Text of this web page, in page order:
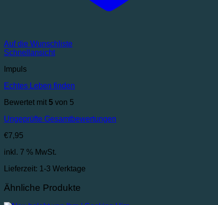
Auf die Wunschliste
Schnellansicht
Impuls
Echtes Leben finden
Bewertet mit 5 von 5
Ungeprüfte Gesamtbewertungen
€7,95
inkl. 7 % MwSt.
Lieferzeit: 1-3 Werktage
Ähnliche Produkte